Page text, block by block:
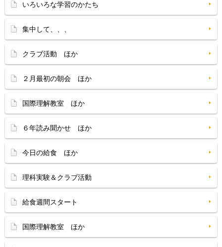
いろいろな学習のかたち
集中して、、、
クラブ活動 ほか
２月最初の朝会 ほか
国際理解教室 ほか
６年読み聞かせ ほか
今日の給食 ほか
理科実験＆クラブ活動
給食週間スタート
国際理解教室 ほか